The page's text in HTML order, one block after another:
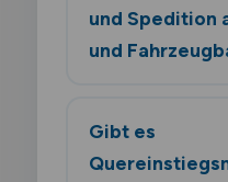
und Spedition
und
Gibt es